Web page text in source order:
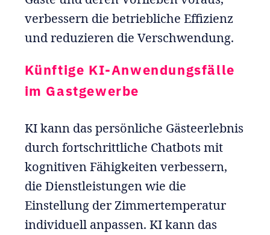
verbessern die betriebliche Effizienz
und reduzieren die Verschwendung.
Künftige KI-Anwendungsfälle
im Gastgewerbe
KI kann das persönliche Gästeerlebnis
durch fortschrittliche Chatbots mit
kognitiven Fähigkeiten verbessern,
die Dienstleistungen wie die
Einstellung der Zimmertemperatur
individuell anpassen. KI kann das